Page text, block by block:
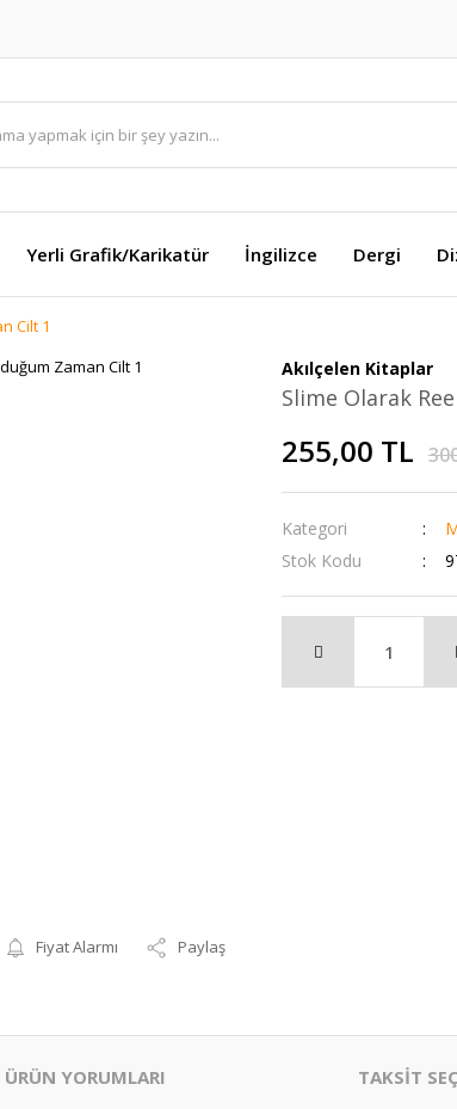
Yerli Grafik/Karikatür İngilizce Dergi
Cilt 1
Fiyat Alarmı Paylaş
Akılçelen Kitaplar
Slime Olarak
255,00 TL
Kategori
Stok Kodu
ÜRÜN YORUMLARI TAKSİT